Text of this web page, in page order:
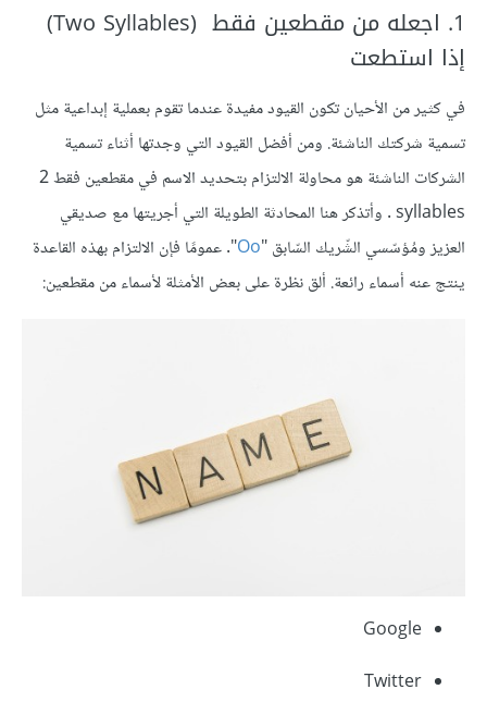
1. اجعله من مقطعين فقط (Two Syllables)
إذا استطعت
في كثير من الأحيان تكون القيود مفيدة عندما تقوم بعملية إبداعية مثل
تسمية شركتك الناشئة. ومن أفضل القيود التي وجدتها أثناء تسمية
الشركات الناشئة هو محاولة الالتزام بتحديد الاسم في مقطعين فقط 2
syllables . وأتذكر هنا المحادثة الطويلة التي أجريتها مع صديقي
العزيز ومُؤسّسي الشّريك السّابق "Oo". عمومًا فإن الالتزام بهذه القاعدة
ينتج عنه أسماء رائعة. ألق نظرة على بعض الأمثلة لأسماء من مقطعين:
Google
Twitter